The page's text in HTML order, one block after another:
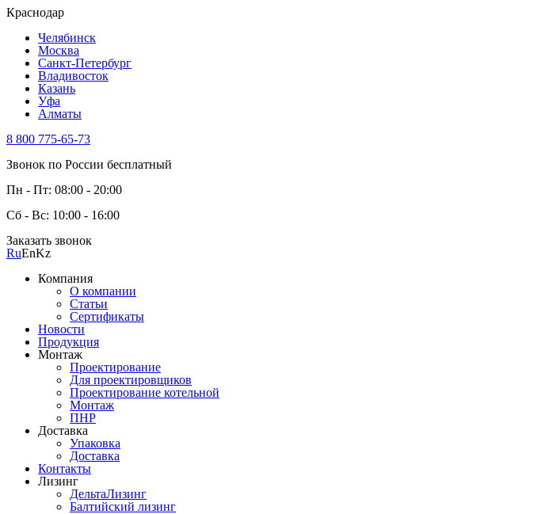
Краснодар
Челябинск
Москва
Санкт-Петербург
Владивосток
Казань
Уфа
Алматы
8 800 775-65-73
Звонок по России бесплатный
Пн - Пт: 08:00 - 20:00
Сб - Вс: 10:00 - 16:00
Заказать звонок
RuEnKz
Компания
О компании
Статьи
Сертификаты
Новости
Продукция
Монтаж
Проектирование
Для проектировщиков
Проектирование котельной
Монтаж
ПНР
Доставка
Упаковка
Доставка
Контакты
Лизинг
ДельтаЛизинг
Балтийский лизинг